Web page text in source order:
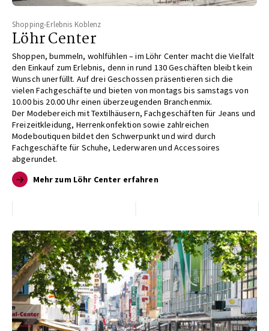
Shopping-Erlebnis Koblenz
Löhr Center
Shoppen, bummeln, wohlfühlen – im Löhr Center macht die Vielfalt
den Einkauf zum Erlebnis, denn in rund 130 Geschäften bleibt kein
Wunsch unerfüllt. Auf drei Geschossen präsentieren sich die
vielenFachgeschäfte und bieten von montagsbis samstags von
10.00 bis 20.00 Uhreinen überzeugenden Branchenmix.
Der Modebereich mit Textilhäusern, Fachgeschäftenfür Jeans und
Freizeitkleidung, Herrenkonfektion sowie zahlreichen
Modeboutiquenbildet den Schwerpunkt und wird durch
Fachgeschäfte für Schuhe, Lederwaren und Accessoires
abgerundet.
Mehr zum Löhr Center erfahren